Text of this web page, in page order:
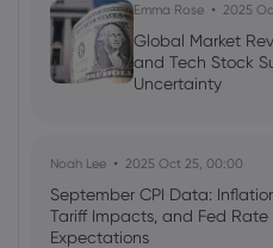
Emma Rose 2025
Global Market
and Tech Stock
Uncertainty
Noah Lee 2025 Oct 25, 00:00
September CPI Data:
Tariff Impacts, and Fed Rate
Expectations